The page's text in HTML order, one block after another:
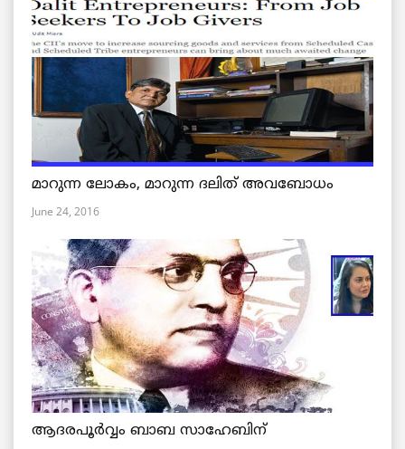
മാറുന്ന ലോകം, മാറുന്ന ദലിത് അവബോധം
June 24, 2016
ആദരപൂര്‍വ്വം ബാബ സാഹേബിന്